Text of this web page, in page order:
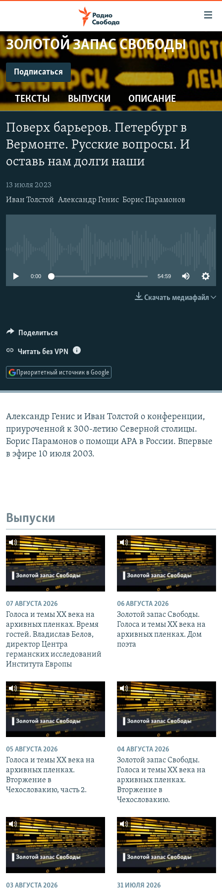
упрощенного
доступа
Вернуться
к
основному
содержанию
Вернутся
главной
навигации
поиску
ПРОГРАММЫ
ПОДКАСТЫ
АВТОРСКИЕ ПРОЕКТЫ
ЦИТАТЫ СВОБОДЫ
МНЕНИЯ
КУЛЬТУРА
IDEL.РЕАЛИИ
СЕВЕР.РЕАЛИИ
СИБИРЬ.РЕАЛИИ
СОЦИАЛЬНЫЕ СЕТИ
ЗОЛОТОЙ ЗАПАС СВОБОДЫ
Подписаться
ПОДПИСАТЬСЯ
Подписаться
ТЕКСТЫ ВЫПУСКИ ОПИСАНИЕ
Поверх барьеров. Петербург в
Вермонте. Русские вопросы. И
оставь нам долги наши
13 июля 2023
Иван Толстой Александр Генис Борис Парамонов
0:00 54:59
Скачать медиафайл
Поделиться
Читать без VPN
Приоритетный источник в Google
Александр Генис и Иван Толстой о конференции,
приуроченной к 300-летию Северной столицы.
Борис Парамонов о помощи АРА в России. Впервые
в эфире 10 июля 2003.
Выпуски
07 АВГУСТА 2026
Голоса и темы XX века на
архивных пленках. Время
гостей. Владислав Белов,
директор Центра
германских исследований
Института Европы
06 АВГУСТА 2026
Золотой запас Свободы.
Голоса и темы XX века на
архивных пленках. Дом
поэта
05 АВГУСТА 2026
Голоса и темы XX века на
архивных пленках.
Вторжение в
Чехословакию, часть 2.
04 АВГУСТА 2026
Золотой запас Свободы.
Голоса и темы XX века на
архивных пленках.
Вторжение в
Чехословакию.
03 АВГУСТА 2026 31 ИЮЛЯ 2026